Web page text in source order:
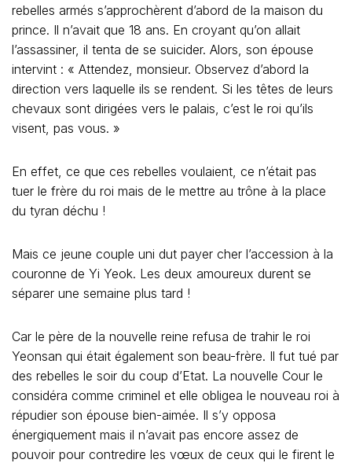
rebelles armés s’approchèrent d’abord de la maison du
prince. Il n’avait que 18 ans. En croyant qu’on allait
l’assassiner, il tenta de se suicider. Alors, son épouse
intervint : « Attendez, monsieur. Observez d’abord la
direction vers laquelle ils se rendent. Si les têtes de leurs
chevaux sont dirigées vers le palais, c’est le roi qu’ils
visent, pas vous. »
En effet, ce que ces rebelles voulaient, ce n’était pas
tuer le frère du roi mais de le mettre au trône à la place
du tyran déchu !
Mais ce jeune couple uni dut payer cher l’accession à la
couronne de Yi Yeok. Les deux amoureux durent se
séparer une semaine plus tard !
Car le père de la nouvelle reine refusa de trahir le roi
Yeonsan qui était également son beau-frère. Il fut tué par
des rebelles le soir du coup d’Etat. La nouvelle Cour le
considéra comme criminel et elle obligea le nouveau roi à
répudier son épouse bien-aimée. Il s’y opposa
énergiquement mais il n’avait pas encore assez de
pouvoir pour contredire les vœux de ceux qui le firent le